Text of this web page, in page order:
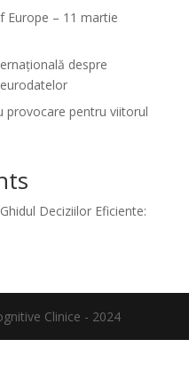
Europe – 11 martie
despre
provocare pentru viitorul
Ghidul Deciziilor Eficiente:
Clinice - 2024